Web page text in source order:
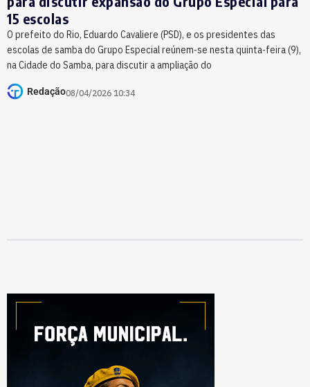
15 escolas
O prefeito do Rio, Eduardo Cavaliere (PSD), e os presidentes das
escolas de samba do Grupo Especial reúnem-se nesta quinta-feira (9),
na Cidade do Samba, para discutir a ampliação do
Redação08/04/2026 10:34